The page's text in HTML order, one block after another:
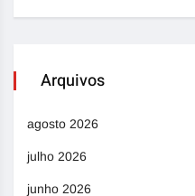
Arquivos
agosto 2026
julho 2026
junho 2026